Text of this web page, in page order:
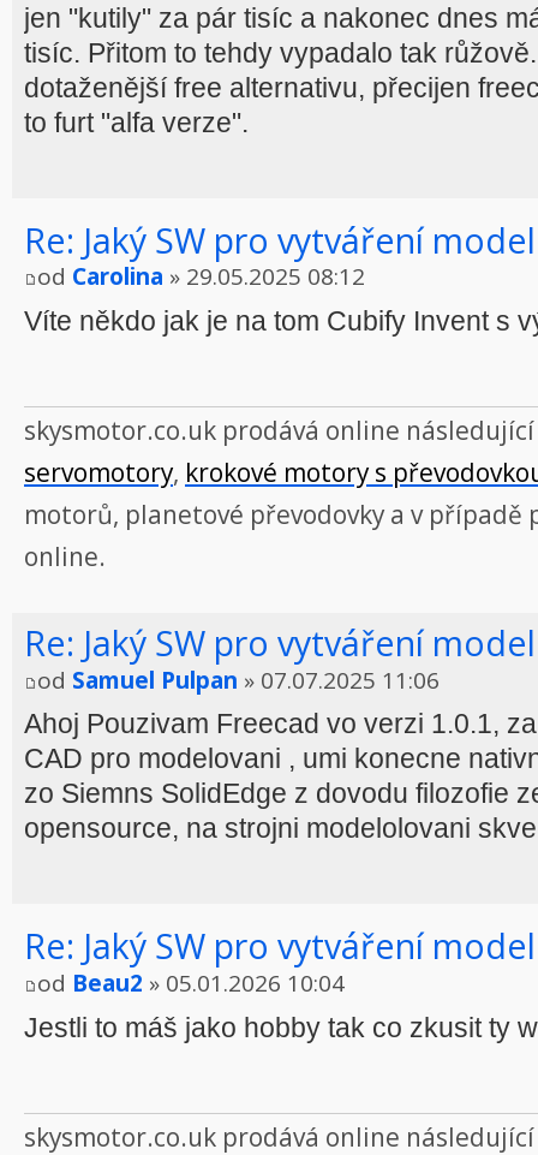
jen "kutily" za pár tisíc a nakonec dnes
tisíc. Přitom to tehdy vypadalo tak
dotaženější free alternativu, přecijen
to furt "alfa verze".
Re: Jaký SW pro vytváření
od Carolina » 29.05.2025 08:12
Víte někdo jak je na tom Cubify Invent s
skysmotor.co.uk prodává online
servomotory, krokové motory s
motorů, planetové převodovky a v případě
online.
Re: Jaký SW pro vytváření
od Samuel Pulpan » 07.07.2025 11:06
Ahoj Pouzivam Freecad vo verzi 1.0.1,
CAD pro modelovani , umi konecne
zo Siemns SolidEdge z dovodu filozofie
opensource, na strojni modelolovani
Re: Jaký SW pro vytváření
od Beau2 » 05.01.2026 10:04
Jestli to máš jako hobby tak co zkusit ty
skysmotor.co.uk prodává online